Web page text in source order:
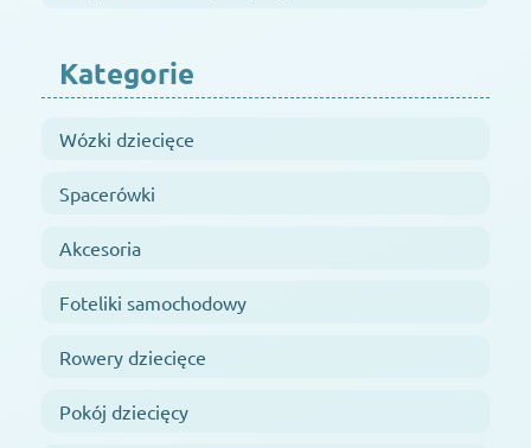
Kategorie
Wózki dziecięce
Spacerówki
Akcesoria
Foteliki samochodowy
Rowery dziecięce
Pokój dziecięcy